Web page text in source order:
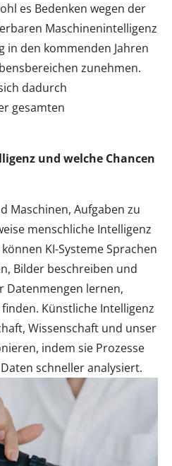
es Bedenken wegen der
Maschinenintelligenz
in den kommenden Jahren
zunehmen.
dadurch
gesamten
und welche Chancen
Maschinen, Aufgaben zu
menschliche Intelligenz
KI-Systeme Sprachen
Bilder beschreiben und
Datenmengen lernen,
Künstliche Intelligenz
Wissenschaft und unser
indem sie Prozesse
schneller analysiert.